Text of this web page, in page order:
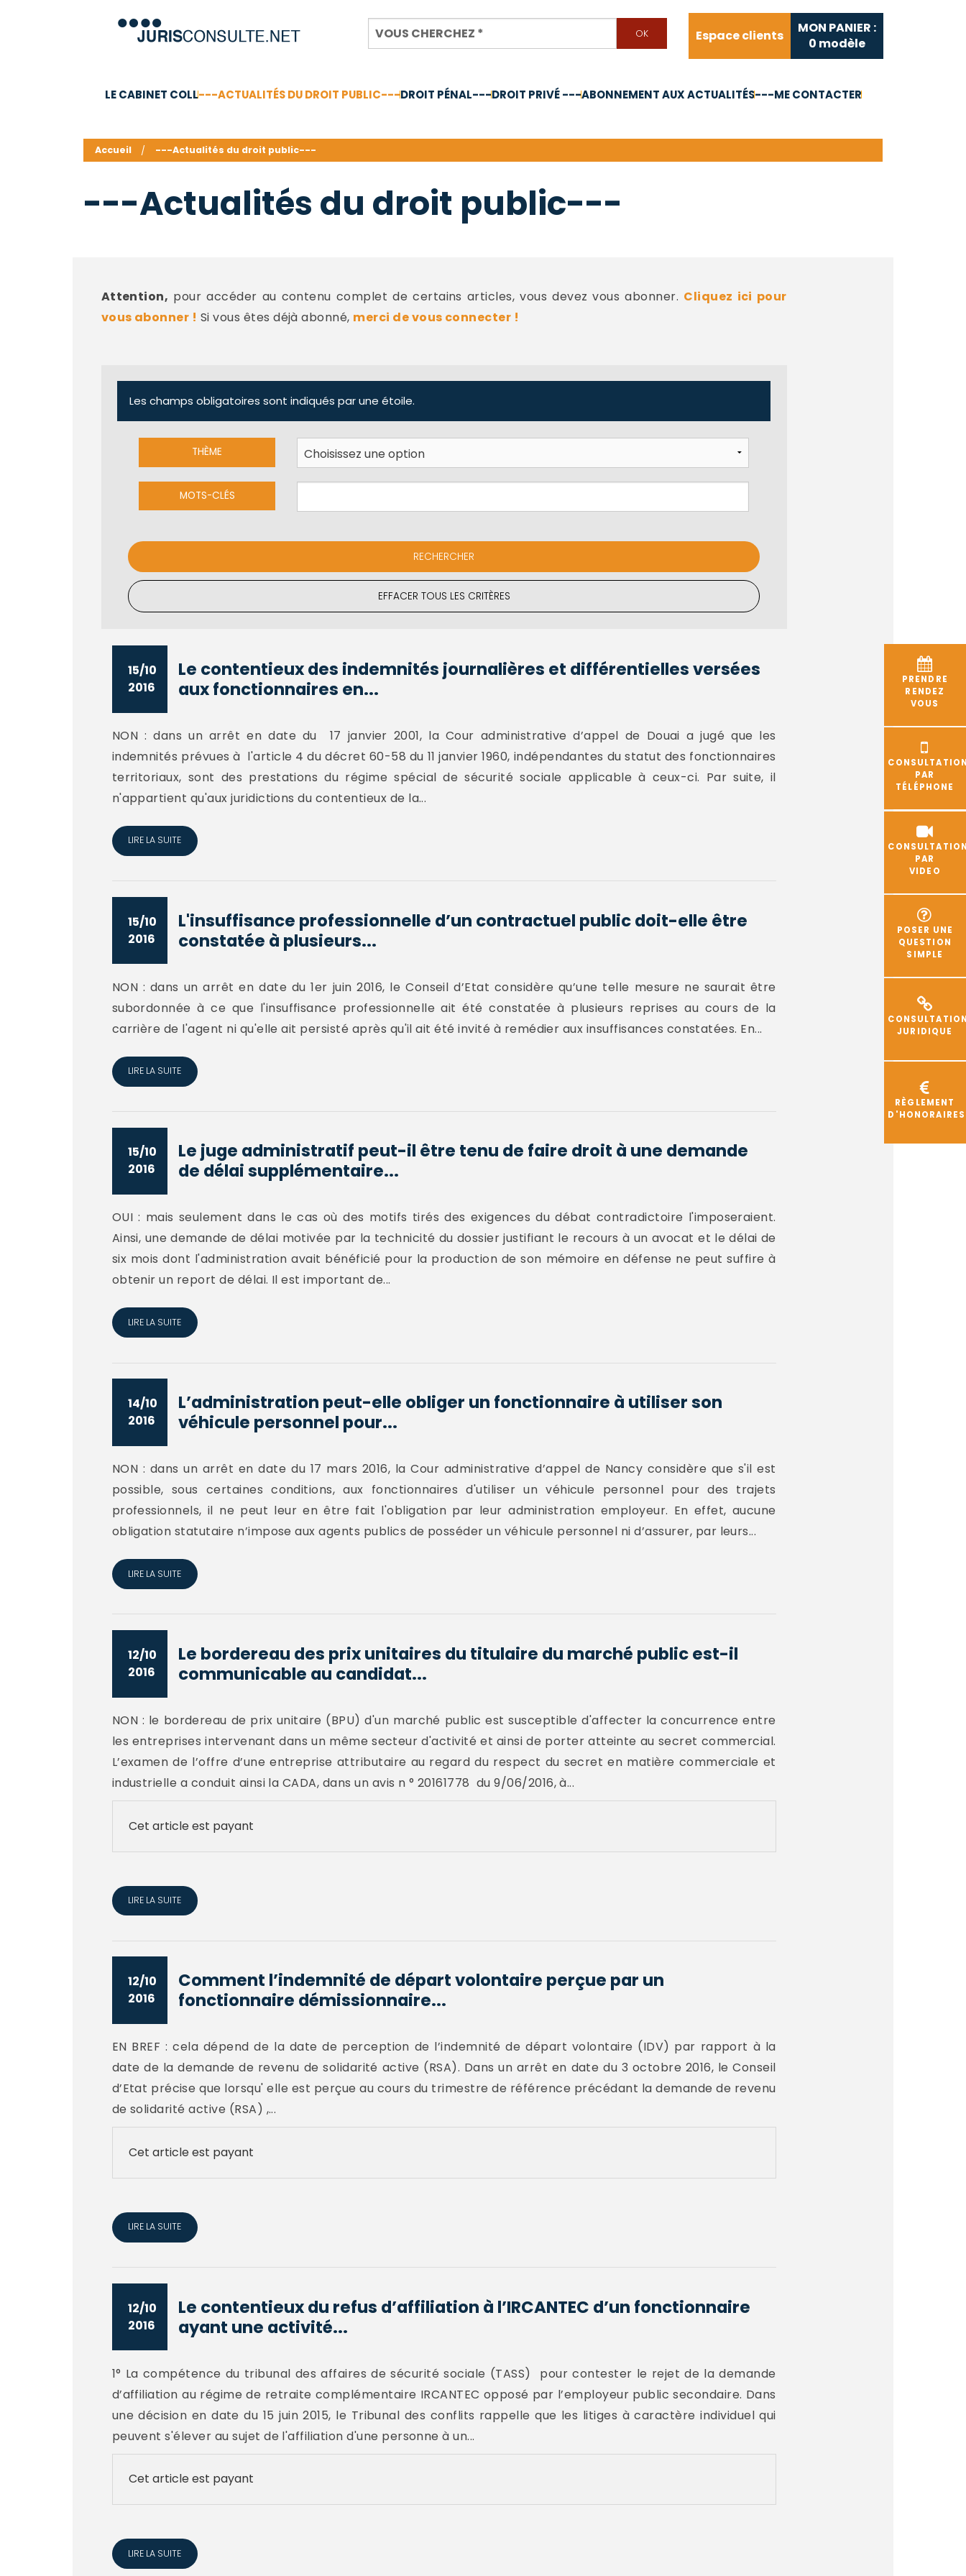
Espace clients
MON PANIER :
0 modèle
LE CABINET COLL---ACTUALITÉS DU DROIT PUBLIC---DROIT PÉNAL---DROIT PRIVÉ ---ABONNEMENT AUX ACTUALITÉS---ME CONTACTER
PRENDRE
RENDEZ
VOUS
PAR
TÉLÉPHONE
PAR
VIDEO
POSER UNE
QUESTION
SIMPLE
JURIDIQUE
RÈGLEMENT
D'HONORAIRES
Accueil ---Actualités du droit public---
---Actualités du droit public---
Attention, pour accéder au contenu complet de certains articles, vous devez vous abonner. Cliquez ici pour
vous abonner ! Si vous êtes déjà abonné, merci de vous connecter !
Les champs obligatoires sont indiqués par une étoile.
THÈME
MOTS-CLÉS
EFFACER TOUS LES CRITÈRES
15/10
2016
Le contentieux des indemnités journalières et différentielles versées
aux fonctionnaires en...
NON : dans un arrêt en date du 17 janvier 2001, la Cour administrative d’appel de Douai a jugé que les
indemnités prévues à l'article 4 du décret 60-58 du 11 janvier 1960, indépendantes du statut des fonctionnaires
territoriaux, sont des prestations du régime spécial de sécurité sociale applicable à ceux-ci. Par suite, il
n'appartient qu'aux juridictions du contentieux de la...
LIRE LA SUITE
15/10
2016
L'insuffisance professionnelle d’un contractuel public doit-elle être
constatée à plusieurs...
NON : dans un arrêt en date du 1er juin 2016, le Conseil d’Etat considère qu’une telle mesure ne saurait être
subordonnée à ce que l'insuffisance professionnelle ait été constatée à plusieurs reprises au cours de la
carrière de l'agent ni qu'elle ait persisté après qu'il ait été invité à remédier aux insuffisances constatées. En...
LIRE LA SUITE
15/10
2016
Le juge administratif peut-il être tenu de faire droit à une demande
de délai supplémentaire...
OUI : mais seulement dans le cas où des motifs tirés des exigences du débat contradictoire l'imposeraient.
Ainsi, une demande de délai motivée par la technicité du dossier justifiant le recours à un avocat et le délai de
six mois dont l'administration avait bénéficié pour la production de son mémoire en défense ne peut suffire à
obtenir un report de délai. Il est important de...
LIRE LA SUITE
14/10
2016
L’administration peut-elle obliger un fonctionnaire à utiliser son
véhicule personnel pour...
NON : dans un arrêt en date du 17 mars 2016, la Cour administrative d’appel de Nancy considère que s'il est
possible, sous certaines conditions, aux fonctionnaires d'utiliser un véhicule personnel pour des trajets
professionnels, il ne peut leur en être fait l'obligation par leur administration employeur. En effet, aucune
obligation statutaire n’impose aux agents publics de posséder un véhicule personnel ni d’assurer, par leurs...
LIRE LA SUITE
12/10
2016
Le bordereau des prix unitaires du titulaire du marché public est-il
communicable au candidat...
NON : le bordereau de prix unitaire (BPU) d'un marché public est susceptible d'affecter la concurrence entre
les entreprises intervenant dans un même secteur d'activité et ainsi de porter atteinte au secret commercial.
L’examen de l’offre d’une entreprise attributaire au regard du respect du secret en matière commerciale et
industrielle a conduit ainsi la CADA, dans un avis n ° 20161778 du 9/06/2016, à...
Cet article est payant
LIRE LA SUITE
12/10
2016
Comment l’indemnité de départ volontaire perçue par un
fonctionnaire démissionnaire...
EN BREF : cela dépend de la date de perception de l’indemnité de départ volontaire (IDV) par rapport à la
date de la demande de revenu de solidarité active (RSA). Dans un arrêt en date du 3 octobre 2016, le Conseil
d’Etat précise que lorsqu' elle est perçue au cours du trimestre de référence précédant la demande de revenu
de solidarité active (RSA) ,...
Cet article est payant
LIRE LA SUITE
12/10
2016
Le contentieux du refus d’affiliation à l’IRCANTEC d’un fonctionnaire
ayant une activité...
1° La compétence du tribunal des affaires de sécurité sociale (TASS) pour contester le rejet de la demande
d’affiliation au régime de retraite complémentaire IRCANTEC opposé par l’employeur public secondaire. Dans
une décision en date du 15 juin 2015, le Tribunal des conflits rappelle que les litiges à caractère individuel qui
peuvent s'élever au sujet de l'affiliation d'une personne à un...
Cet article est payant
LIRE LA SUITE